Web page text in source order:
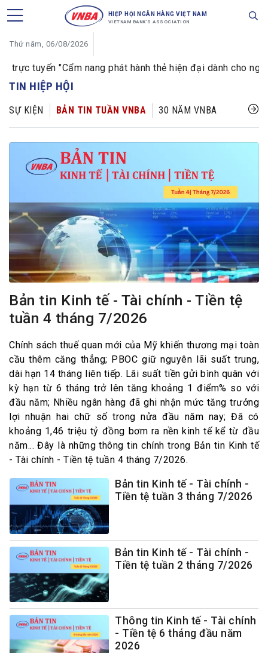
HIỆP HỘI NGÂN HÀNG VIỆT NAM
VIETNAM BANK'S ASSOCIATION
Thứ năm, 06/08/2026
tuyến "Cẩm nang phát hành thẻ hiện đại dành cho ngân
TIN HIỆP HỘI
SỰ KIỆN BẢN TIN TUẦN VNBA 30 NĂM VNBA
Bản tin Kinh tế - Tài chính - Tiền tệ
tuần 4 tháng 7/2026
Chính sách thuế quan mới của Mỹ khiến thương mại toàn
cầu thêm căng thẳng; PBOC giữ nguyên lãi suất trung,
dài hạn 14 tháng liên tiếp. Lãi suất tiền gửi bình quân với
kỳ hạn từ 6 tháng trở lên tăng khoảng 1 điểm% so với
đầu năm; Nhiều ngân hàng đã ghi nhận mức tăng trưởng
lợi nhuận hai chữ số trong nửa đầu năm nay; Đã có
khoảng 1,46 triệu tỷ đồng bơm ra nền kinh tế kể từ đầu
năm... Đây là những thông tin chính trong Bản tin Kinh tế
- Tài chính - Tiền tệ tuần 4 tháng 7/2026.
Bản tin Kinh tế - Tài chính -
Tiền tệ tuần 3 tháng 7/2026
Bản tin Kinh tế - Tài chính -
Tiền tệ tuần 2 tháng 7/2026
Thông tin Kinh tế - Tài chính
- Tiền tệ 6 tháng đầu năm
2026